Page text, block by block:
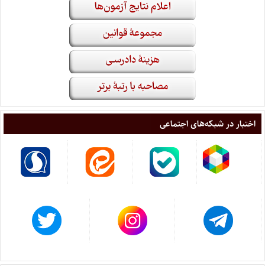
اختبار در شبکه‌های اجتماعی